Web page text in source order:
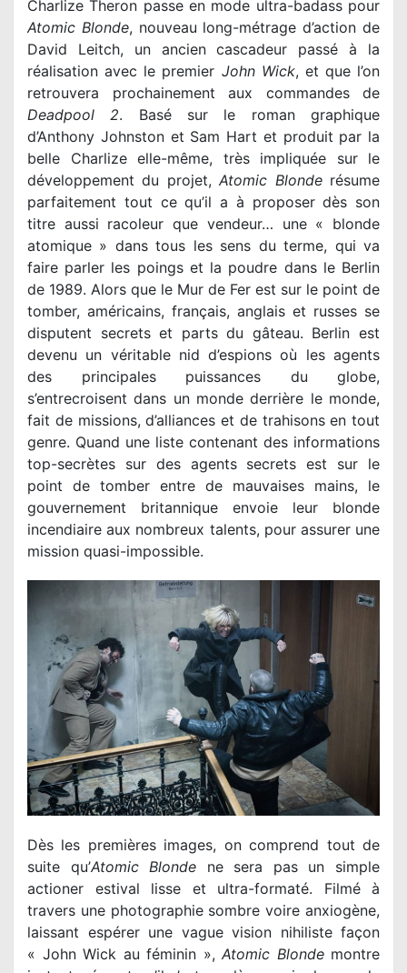
Charlize Theron passe en mode ultra-badass pour
Atomic Blonde, nouveau long-métrage d’action de
David Leitch, un ancien cascadeur passé à la
réalisation avec le premier John Wick, et que l’on
retrouvera prochainement aux commandes de
Deadpool 2. Basé sur le roman graphique
d’Anthony Johnston et Sam Hart et produit par la
belle Charlize elle-même, très impliquée sur le
développement du projet,Atomic Blonderésume
parfaitement tout ce qu’il a à proposer dès son
titre aussi racoleur que vendeur… une « blonde
atomique » dans tous les sens du terme, qui va
faire parler les poings et la poudre dans le Berlin
de 1989. Alors que le Mur de Fer est sur le point de
tomber, américains, français, anglais et russes se
disputent secrets et parts du gâteau. Berlin est
devenu un véritable nid d’espions où les agents
des principales puissances du globe,
s’entrecroisent dans un monde derrière le monde,
fait de missions, d’alliances et de trahisons en tout
genre. Quand une liste contenant des informations
top-secrètes sur des agents secrets est sur le
point de tomber entre de mauvaises mains, le
gouvernement britannique envoie leur blonde
incendiaire aux nombreux talents, pour assurer une
mission quasi-impossible.
Dès les premières images, on comprend tout de
suite qu’Atomic Blonde ne sera pas un simple
actioner estival lisse et ultra-formaté. Filmé à
travers une photographie sombre voire anxiogène,
laissant espérer une vague vision nihiliste façon
« John Wick au féminin », Atomic Blondemontre